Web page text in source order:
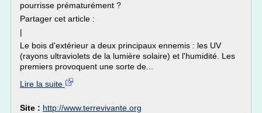
pourrisse prématurément ?
Partager cet article :
|
Le bois d'extérieur a deux principaux ennemis : les UV
(rayons ultraviolets de la lumière solaire) et l'humidité. Les
premiers provoquent une sorte de...
Lire la suite
Site : http://www.terrevivante.org